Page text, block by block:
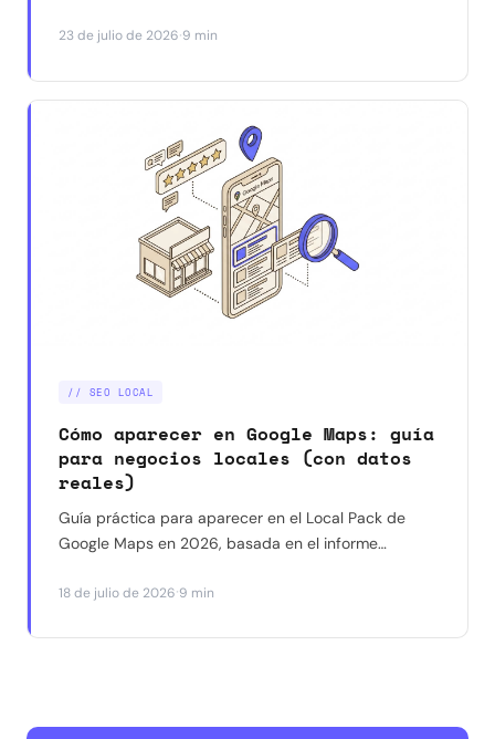
datos reales (no las suposiciones) sobre cómo
23 de julio de 2026·9 min
// SEO LOCAL
Cómo aparecer en Google Maps: guía
para negocios locales (con datos
reales)
Guía práctica para aparecer en el Local Pack de
Google Maps en 2026, basada en el informe
Barcelona. Qué funciona, qué ya no funciona y por
18 de julio de 2026·9 min